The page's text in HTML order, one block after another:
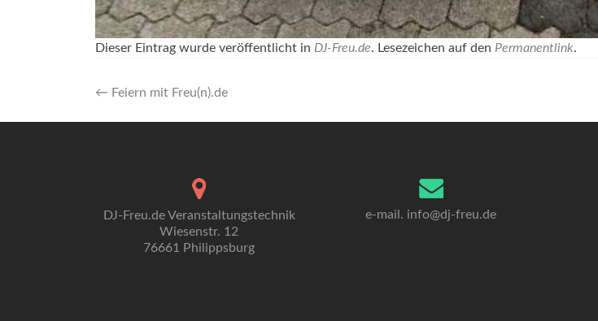
Dieser Eintrag wurde veröffentlicht in DJ-Freu.de. Lesezeichen auf den Permanentlink.
Artikel-
Navigation
← Feiern mit Freu(n).de
DJ-Freu.de Veranstaltungstechnik
Wiesenstr. 12
76661 Philippsburg
e-mail. info@dj-freu.de